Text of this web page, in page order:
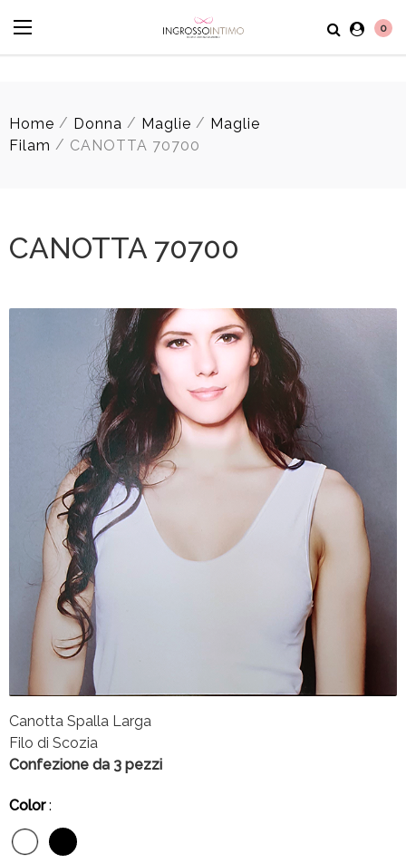
0
Home / Donna / Maglie / Maglie
Filam / CANOTTA 70700
CANOTTA 70700
Canotta Spalla Larga
Filo di Scozia
Confezione da 3 pezzi
Color: